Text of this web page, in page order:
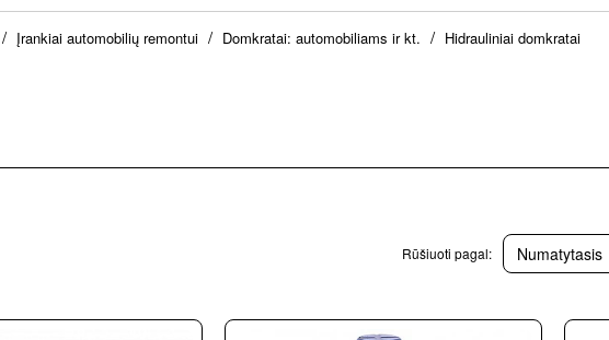
Įrankiai automobilių remontui Domkratai: automobiliams ir kt. Hidrauliniai domkratai
Rūšiuoti pagal: